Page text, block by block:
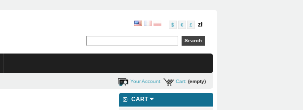
$ € £ zł
Cart: (empty)
Your Account
CART